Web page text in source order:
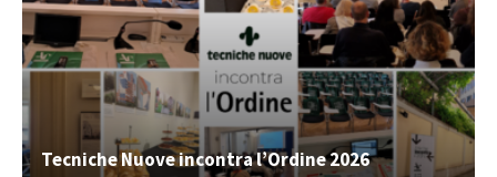
Tecniche Nuove incontra l’Ordine 2026